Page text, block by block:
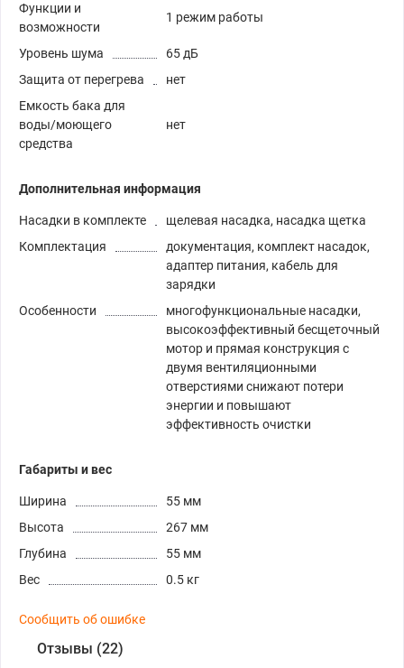
Функции и
возможности
1 режим работы
Уровень шума
65 дБ
Защита от перегрева
нет
Емкость бака для
воды/моющего
средства
нет
Дополнительная информация
Насадки в комплекте
щелевая насадка, насадка щетка
Комплектация
документация, комплект насадок,
адаптер питания, кабель для
зарядки
Особенности
многофункциональные насадки,
высокоэффективный бесщеточный
мотор и прямая конструкция с
двумя вентиляционными
отверстиями снижают потери
энергии и повышают
эффективность очистки
Габариты и вес
Ширина
55 мм
Высота
267 мм
Глубина
55 мм
Вес
0.5 кг
Сообщить об ошибке
Отзывы (22)